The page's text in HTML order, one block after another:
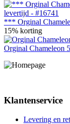
*** Orginal
15% korting
Orginal Chameleon
Klantenservice
Levering en